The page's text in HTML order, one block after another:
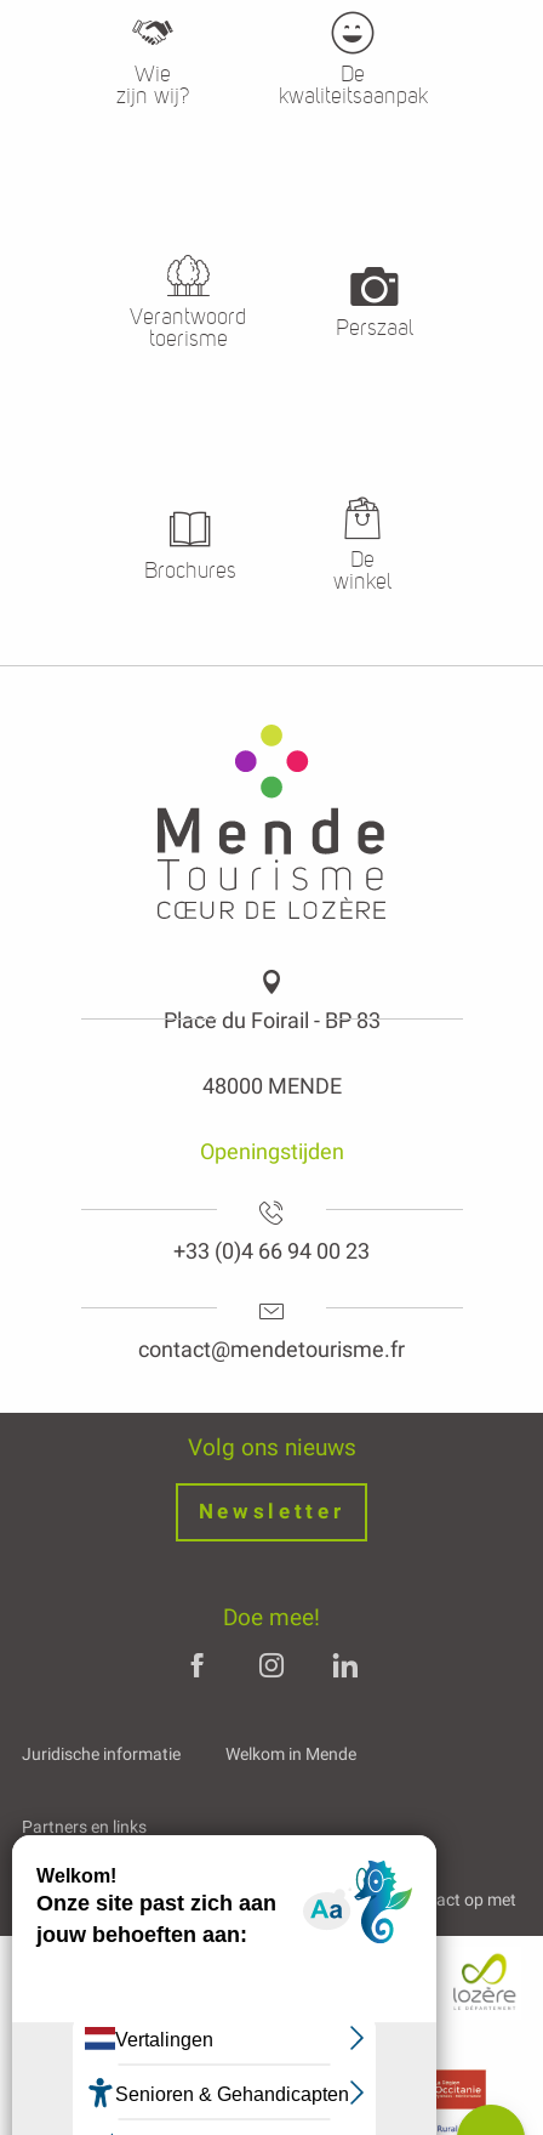
Wie
zijn wij?
De
kwaliteitsaanpak
Verantwoord
toerisme
Perszaal
Brochures
De
winkel
Place du Foirail - BP 83
48000 MENDE
Openingstijden
+33 (0)4 66 94 00 23
contact@mendetourisme.fr
Volg ons nieuws
Newsletter
Doe mee!
Juridische informatie Welkom in Mende
Partners en links
Professioneel gebied Wie zijn wij? Neem contact op met